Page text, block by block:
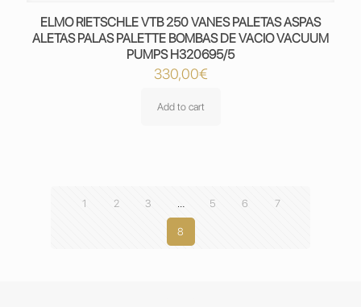
ELMO RIETSCHLE VTB 250 VANES PALETAS ASPAS
ALETAS PALAS PALETTE BOMBAS DE VACIO VACUUM
PUMPS H320695/5
330,00€
Add to cart
1 2 3 5 6 7
8